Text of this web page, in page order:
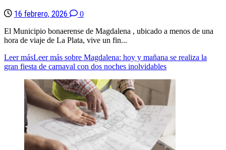
16 febrero, 2026
0
El Municipio bonaerense de Magdalena , ubicado a menos de una
hora de viaje de La Plata, vive un fin...
Leer másLeer más sobre Magdalena: hoy y mañana se realiza la
gran fiesta de carnaval con dos noches inolvidables